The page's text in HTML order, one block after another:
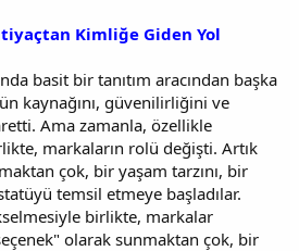
Kimliğe Giden Yol
basit bir tanıtım aracından başka
kaynağını, güvenilirliğini ve
Ama zamanla, özellikle
markaların rolü değişti. Artık
çok, bir yaşam tarzını, bir
temsil etmeye başladılar.
birlikte, markalar
olarak sunmaktan çok, bir